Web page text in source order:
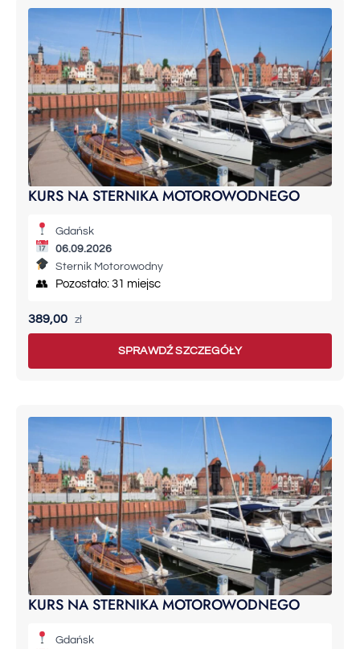
KURS NA STERNIKA MOTOROWODNEGO
Gdańsk
06.09.2026
Sternik Motorowodny
👥 Pozostało: 31 miejsc
389,00 zł
SPRAWDŹ SZCZEGÓŁY
KURS NA STERNIKA MOTOROWODNEGO
Gdańsk